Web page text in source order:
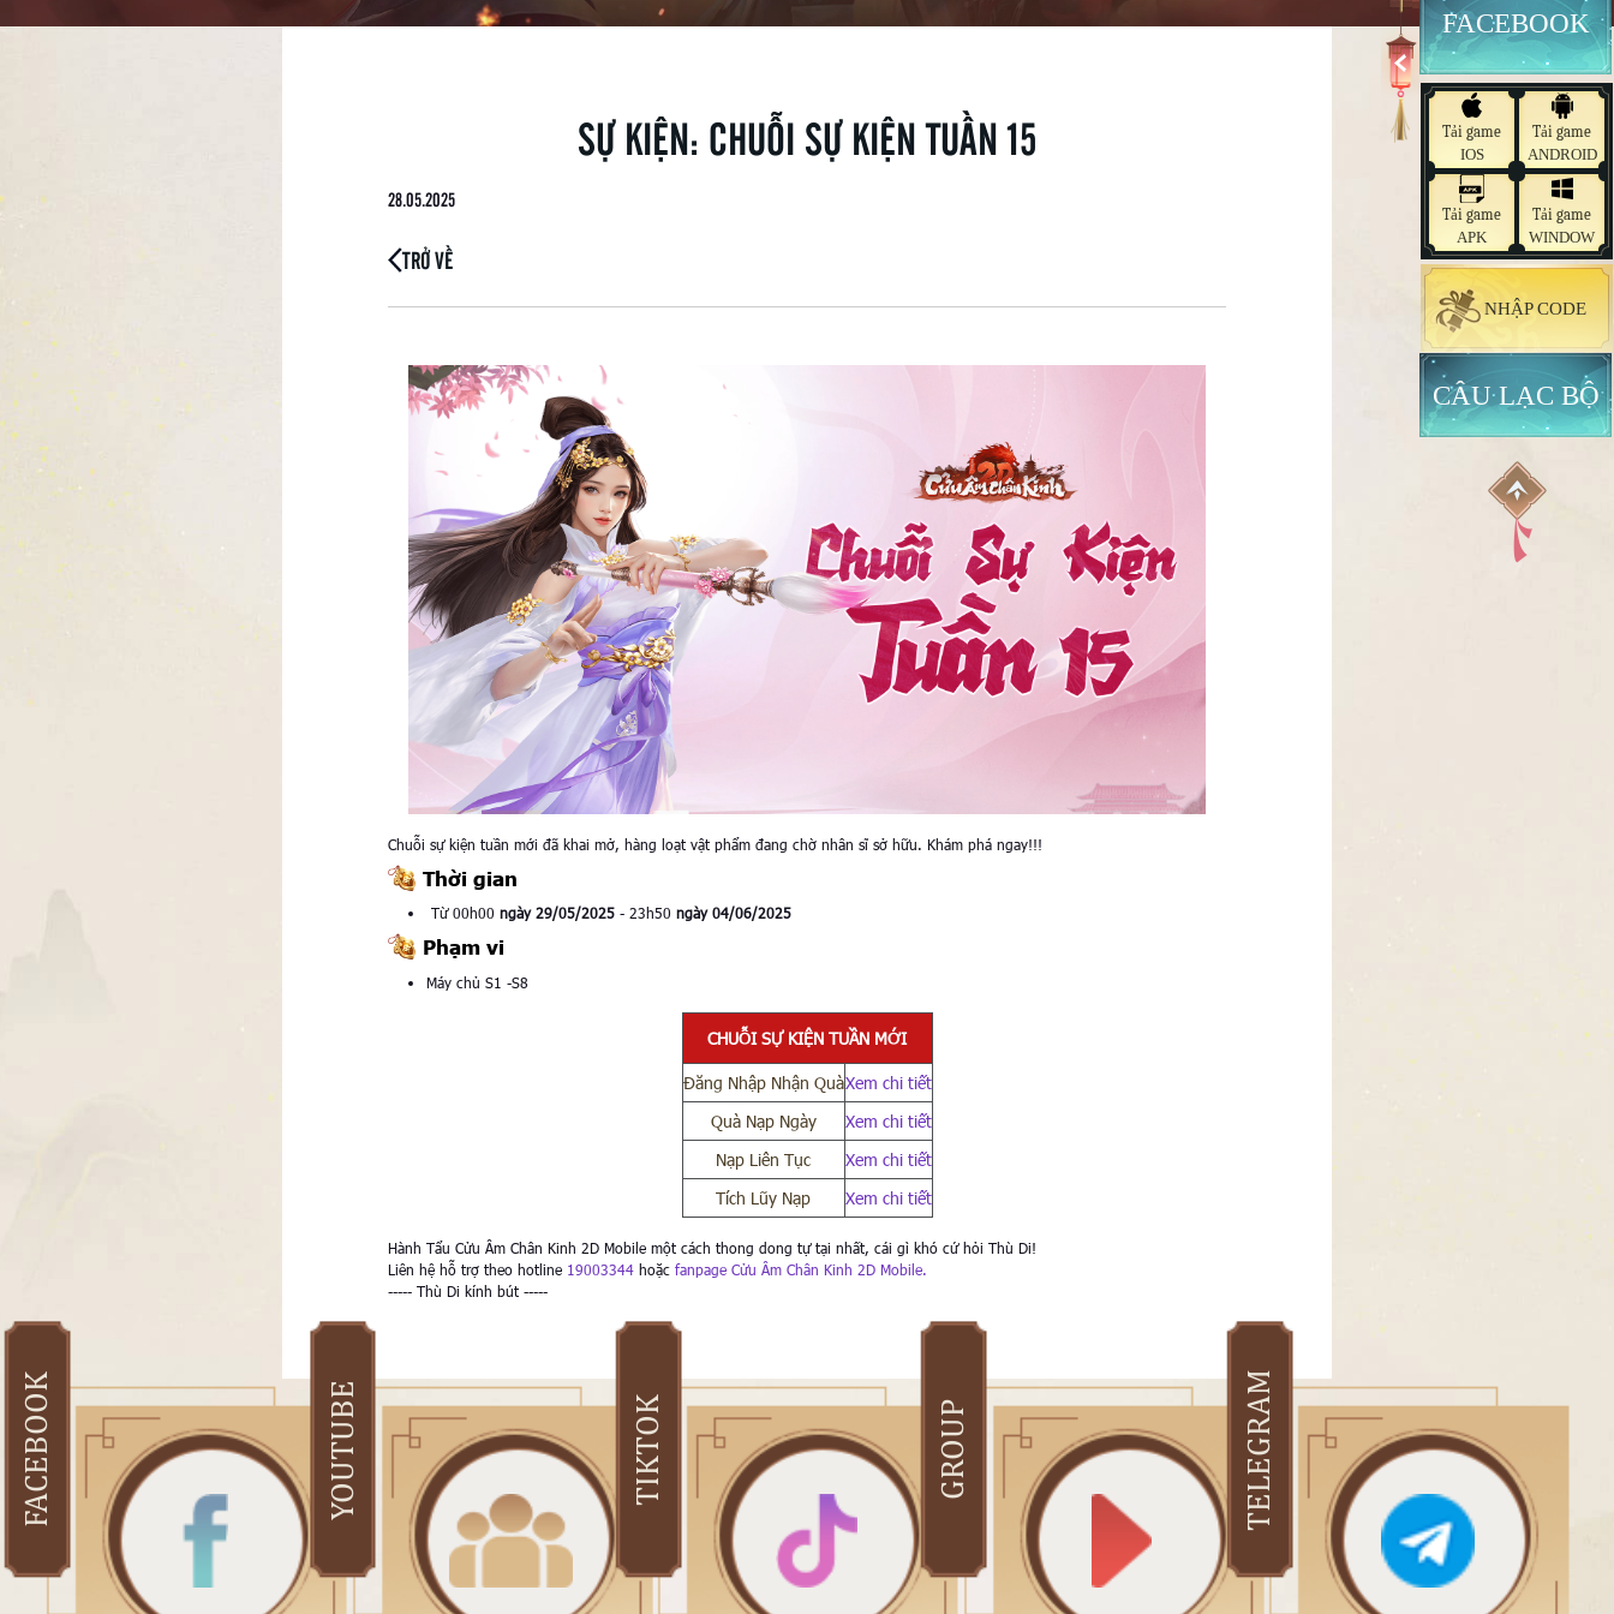
SỰ KIỆN: CHUỖI SỰ KIỆN TUẦN 15
28.05.2025
TRỞ VỀ
Chuỗi sự kiện tuần mới đã khai mở, hàng loạt vật phẩm đang chờ nhân sĩ sở hữu. Khám phá ngay!!!
Thời gian
Từ 00h00 ngày 29/05/2025 - 23h50 ngày 04/06/2025
Phạm vi
Máy chủ S1 -S8
CHUỖI SỰ KIỆN TUẦN MỚI
Đăng Nhập Nhận QuàXem chi tiết
Quà Nạp Ngày
Xem chi tiết
Nạp Liên Tục
Xem chi tiết
Tích Lũy Nạp
Xem chi tiết
Hành Tẩu Cửu Âm Chân Kinh 2D Mobile một cách thong dong tự tại nhất, cái gì khó cứ hỏi Thù Di!
Liên hệ hỗ trợ theo hotline 19003344hoặc fanpage Cửu Âm Chân Kinh 2D Mobile.
----- Thù Di kính bút -----
FACEBOOK YOUTUBE TIKTOK GROUP TELEGRAM
FACEBOOK
Tải game
IOS
Tải game
ANDROID
Tải game
APK
Tải game
WINDOW
NHẬP CODE
CÂU LẠC BỘ